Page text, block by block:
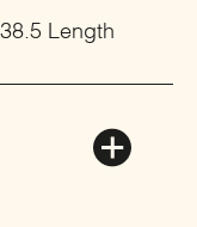
Length